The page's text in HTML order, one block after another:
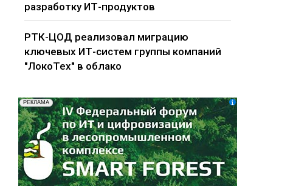
разработку ИТ-продуктов
РТК-ЦОД реализовал миграцию
ключевых ИТ-систем группы компаний
"ЛокоТех" в облако